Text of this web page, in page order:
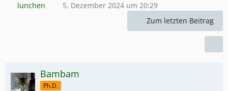
lunchen
5. Dezember 2024 um 20:29
Zum letzten Beitrag
Bambam
Ph.D.